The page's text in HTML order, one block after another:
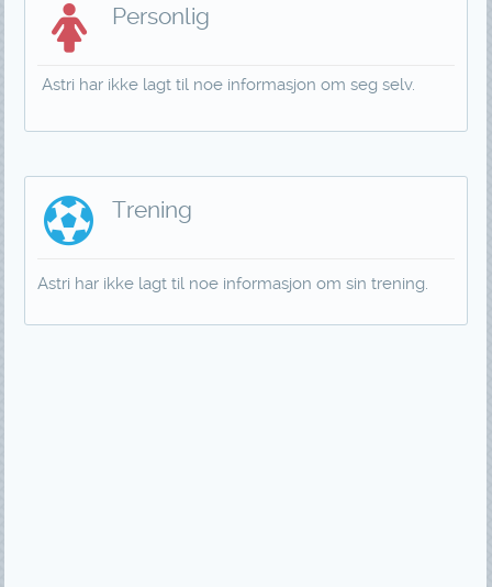
Personlig
Astri har ikke lagt til noe informasjon om seg selv.
Trening
Astri har ikke lagt til noe informasjon om sin trening.